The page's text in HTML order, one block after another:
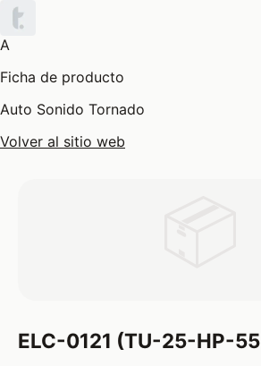
A
Ficha de producto
Auto Sonido Tornado
Volver al sitio web
ELC-0121 (TU-25-HP-55